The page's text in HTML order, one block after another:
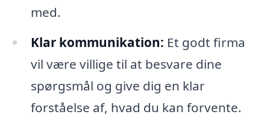
med.
Klar kommunikation: Et godt firma
vil være villige til at besvare dine
spørgsmål og give dig en klar
forståelse af, hvad du kan forvente.